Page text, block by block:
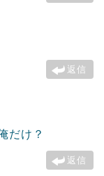
返信
だけ？
返信